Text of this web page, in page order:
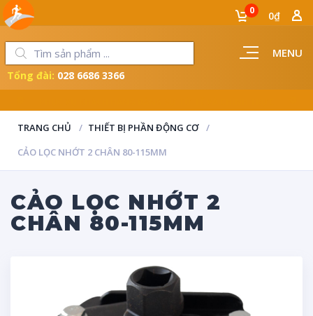
MENU
0 0₫
Tổng đài: 028 6686 3366
TRANG CHỦ
THIẾT BỊ PHẦN ĐỘNG CƠ
CẢO LỌC NHỚT 2 CHÂN 80-115MM
CẢO LỌC NHỚT 2
CHÂN 80-115MM